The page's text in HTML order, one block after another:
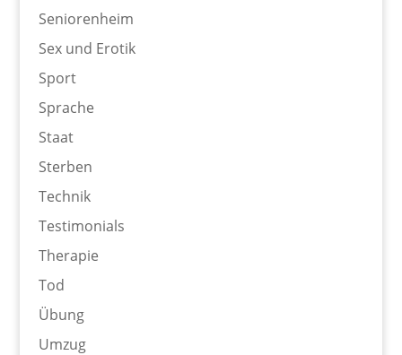
Seniorenheim
Sex und Erotik
Sport
Sprache
Staat
Sterben
Technik
Testimonials
Therapie
Tod
Übung
Umzug